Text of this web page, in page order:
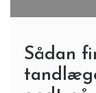
Sådan